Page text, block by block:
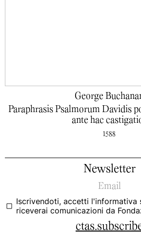
George
Paraphrasis Psalmorum Davidis
ante hac
1588
Newsletter
Iscrivendoti, accetti l'informativa
riceverai comunicazioni da